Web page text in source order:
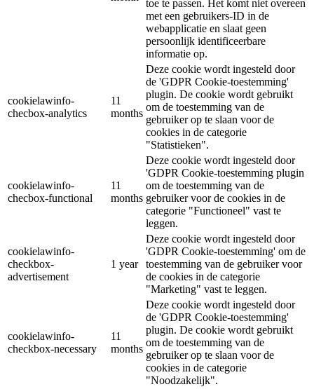
toe te passen. Het komt niet overeen
met een gebruikers-ID in de
webapplicatie en slaat geen
persoonlijk identificeerbare
informatie op.
cookielawinfo-
checbox-analytics
11
months
Deze cookie wordt ingesteld door
de 'GDPR Cookie-toestemming'
plugin. De cookie wordt gebruikt
om de toestemming van de
gebruiker op te slaan voor de
cookies in de categorie
"Statistieken".
cookielawinfo-
checbox-functional
11
months
Deze cookie wordt ingesteld door
'GDPR Cookie-toestemming plugin
om de toestemming van de
gebruiker voor de cookies in de
categorie "Functioneel" vast te
leggen.
cookielawinfo-
checkbox-
advertisement
1 year
Deze cookie wordt ingesteld door
'GDPR Cookie-toestemming' om de
toestemming van de gebruiker voor
de cookies in de categorie
"Marketing" vast te leggen.
cookielawinfo-
checkbox-necessary
11
months
Deze cookie wordt ingesteld door
de 'GDPR Cookie-toestemming'
plugin. De cookie wordt gebruikt
om de toestemming van de
gebruiker op te slaan voor de
cookies in de categorie
"Noodzakelijk".